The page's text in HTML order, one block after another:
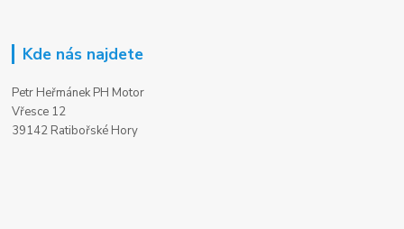
Kde nás najdete
Petr Heřmánek PH Motor
Vřesce 12
39142 Ratibořské Hory